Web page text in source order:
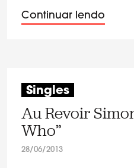
Continuar lendo
Singles
Au Revoir
Who”
28/06/2013